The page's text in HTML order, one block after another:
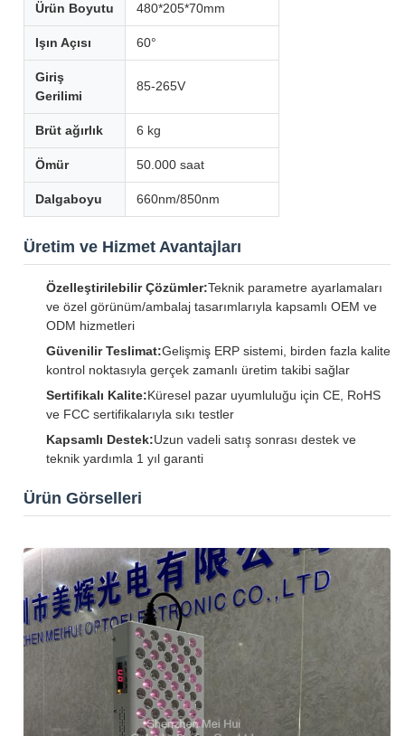
Ürün Boyutu 480*205*70mm
Işın Açısı 60°
Giriş
Gerilimi
85-265V
Brüt ağırlık 6 kg
Ömür 50.000 saat
Dalgaboyu 660nm/850nm
Üretim ve Hizmet Avantajları
Özelleştirilebilir Çözümler:Teknik parametre ayarlamaları
ve özel görünüm/ambalaj tasarımlarıyla kapsamlı OEM ve
ODM hizmetleri
Güvenilir Teslimat:Gelişmiş ERP sistemi, birden fazla kalite
kontrol noktasıyla gerçek zamanlı üretim takibi sağlar
Sertifikalı Kalite:Küresel pazar uyumluluğu için CE, RoHS
ve FCC sertifikalarıyla sıkı testler
Kapsamlı Destek:Uzun vadeli satış sonrası destek ve
teknik yardımla 1 yıl garanti
Ürün Görselleri